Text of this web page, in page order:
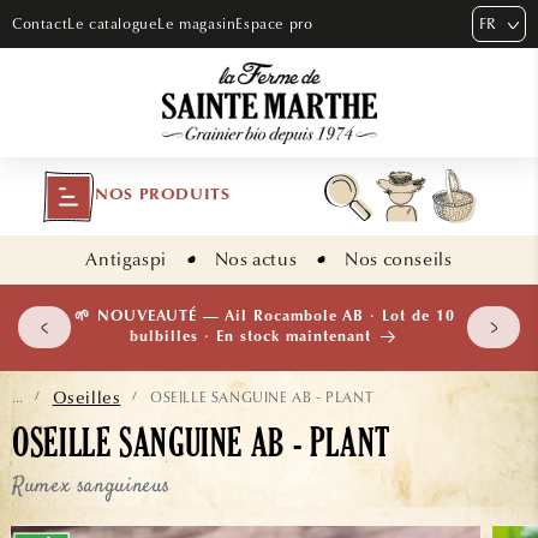
ET PASSER
ContactLe catalogueLe magasinEspace pro FR
NOS PRODUITS
Antigaspi Nos actus Nos conseils
🌱 NOUVEAUTÉ — Ail Rocambole AB · Lot de 10
bulbilles · En stock maintenant
... / Oseilles / OSEILLE SANGUINE AB - PLANT
OSEILLE SANGUINE AB - PLANT
Rumex sanguineus
AUX